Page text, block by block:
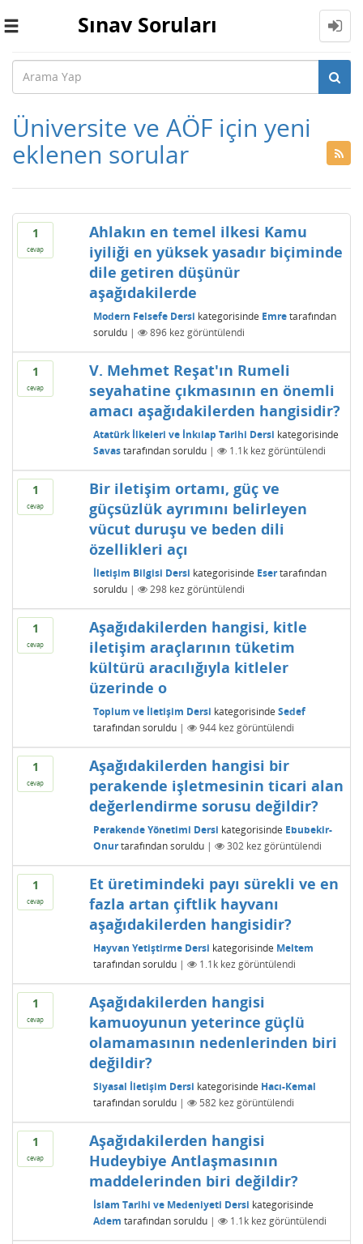
Toggle
Sınav Soruları
Üniversite ve AÖF için yeni
eklenen sorular
1
cevap
Ahlakın en temel ilkesi Kamu
iyiliği en yüksek yasadır biçiminde
dile getiren düşünür
aşağıdakilerde
Modern Felsefe Dersi kategorisinde Emre tarafından
soruldu | 896kez görüntülendi
1
cevap
V. Mehmet Reşat'ın Rumeli
seyahatine çıkmasının en önemli
amacı aşağıdakilerden hangisidir?
Atatürk İlkeleri ve İnkılap Tarihi Dersi kategorisinde
Savas tarafından soruldu | 1.1kkez görüntülendi
1
cevap
Bir iletişim ortamı, güç ve
güçsüzlük ayrımını belirleyen
vücut duruşu ve beden dili
özellikleri açı
İletişim Bilgisi Dersi kategorisinde Eser tarafından
soruldu | 298kez görüntülendi
1
cevap
Aşağıdakilerden hangisi, kitle
iletişim araçlarının tüketim
kültürü aracılığıyla kitleler
üzerinde o
Toplum ve İletişim Dersi kategorisinde Sedef
tarafından soruldu | 944kez görüntülendi
1
cevap
Aşağıdakilerden hangisi bir
perakende işletmesinin ticari alan
değerlendirme sorusu değildir?
Perakende Yönetimi Dersi kategorisinde Ebubekir-
Onur tarafından soruldu | 302kez görüntülendi
1
cevap
Et üretimindeki payı sürekli ve en
fazla artan çiftlik hayvanı
aşağıdakilerden hangisidir?
Hayvan Yetiştirme Dersi kategorisinde Meltem
tarafından soruldu | 1.1kkez görüntülendi
1
cevap
Aşağıdakilerden hangisi
kamuoyunun yeterince güçlü
olamamasının nedenlerinden biri
değildir?
Siyasal İletişim Dersi kategorisinde Hacı-Kemal
tarafından soruldu | 582kez görüntülendi
1
cevap
Aşağıdakilerden hangisi
Hudeybiye Antlaşmasının
maddelerinden biri değildir?
İslam Tarihi ve Medeniyeti Dersi kategorisinde
Adem tarafından soruldu | 1.1kkez görüntülendi